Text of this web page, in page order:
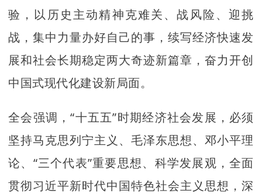
验，以历史主动精神克难关、战风险、迎挑
战，集中力量办好自己的事，续写经济快速发
展和社会长期稳定两大奇迹新篇章，奋力开创
中国式现代化建设新局面。
全会强调，“十五五”时期经济社会发展，必须
坚持马克思列宁主义、毛泽东思想、邓小平理
论、“三个代表”重要思想、科学发展观，全面
贯彻习近平新时代中国特色社会主义思想，深